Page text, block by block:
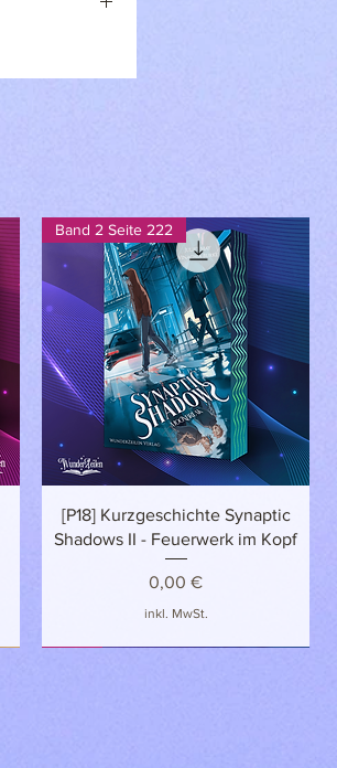
Schnellansicht
Band 2 Seite 222
[P18] Kurzgeschichte Synaptic
Shadows II - Feuerwerk im Kopf
Preis
0,00 €
inkl. MwSt.